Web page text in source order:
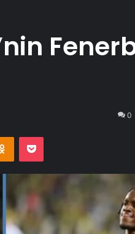
0
Odnoklassniki
Pocket